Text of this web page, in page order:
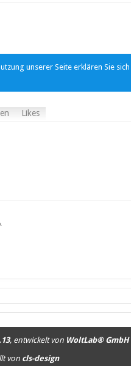
unserer Seite erklären Sie
Likes
, entwickelt von WoltLab® GmbH
von cls-design